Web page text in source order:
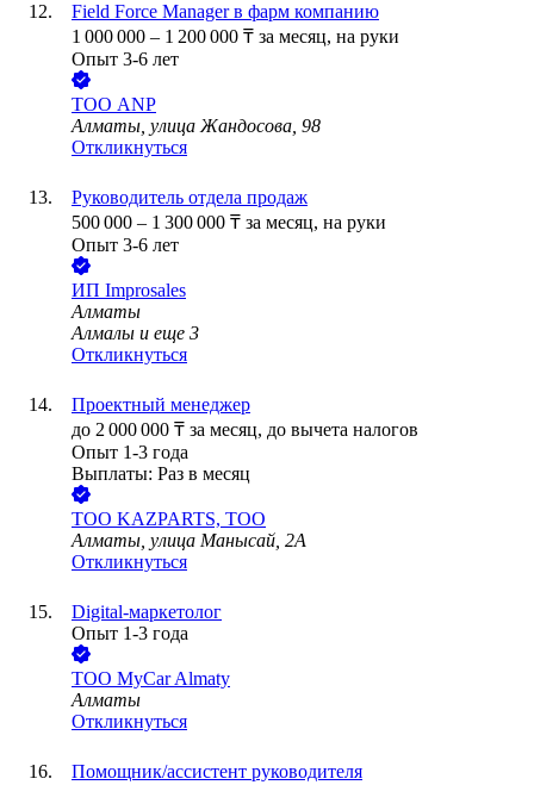
Field Force Manager в фарм компанию
1 000 000 – 1 200 000 ₸ за месяц, на руки
Опыт 3-6 лет
ТОО ANP
Алматы, улица Жандосова, 98
Откликнуться
Руководитель отдела продаж
500 000 – 1 300 000 ₸ за месяц, на руки
Опыт 3-6 лет
ИП Improsales
Алматы
Алмалы и еще 3
Откликнуться
Проектный менеджер
до 2 000 000 ₸ за месяц, до вычета налогов
Опыт 1-3 года
Выплаты: Раз в месяц
ТОО KAZPARTS, ТОО
Алматы, улица Манысай, 2А
Откликнуться
Digital-маркетолог
Опыт 1-3 года
ТОО MyCar Almaty
Алматы
Откликнуться
Помощник/ассистент руководителя